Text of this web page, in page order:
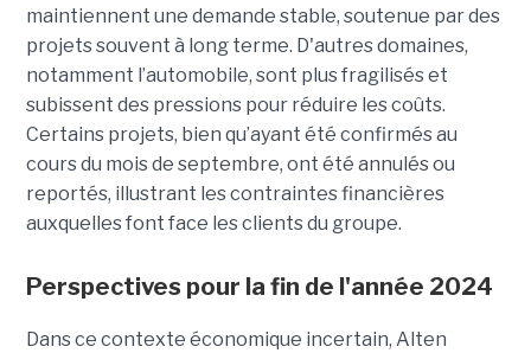
maintiennent une demande stable, soutenue par des
projets souvent à long terme. D'autres domaines,
notamment l’automobile, sont plus fragilisés et
subissent des pressions pour réduire les coûts.
Certains projets, bien qu’ayant été confirmés au
cours du mois de septembre, ont été annulés ou
reportés, illustrant les contraintes financières
auxquelles font face les clients du groupe.
Perspectives pour la fin de l'année 2024
Dans ce contexte économique incertain, Alten